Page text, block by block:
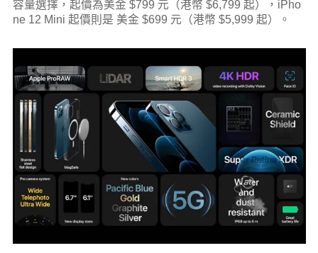
容量選擇，起價為美金 $799 元（港幣 $6,799 起），iPho
ne 12 Mini 起價則是 美金 $699 元（港幣 $5,999 起）。